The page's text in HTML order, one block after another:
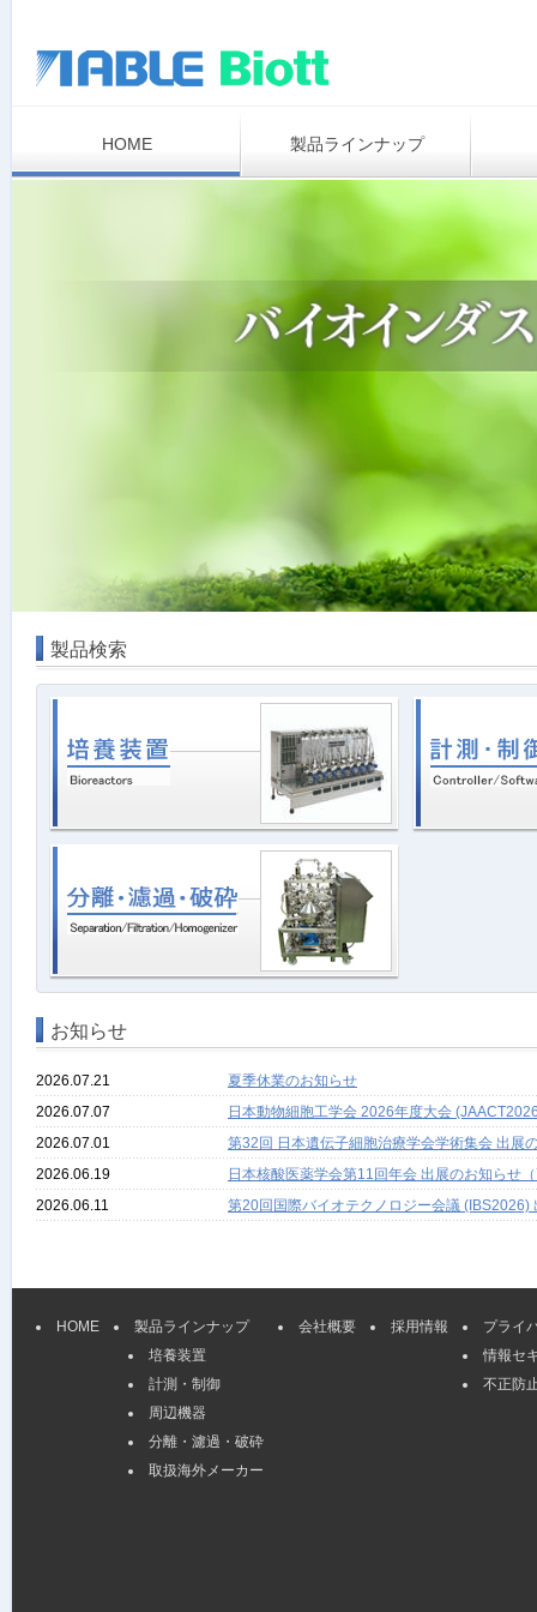
HOME 製品ラインナップ
製品検索
お知らせ
2026.07.21
夏季休業のお知らせ
2026.07.07
日本動物細胞工学会 2026年度大会
2026.07.01
第32回 日本遺伝子細胞治療学会学術集会 出展
2026.06.19
日本核酸医薬学会第11回年会 出展のお知らせ
2026.06.11
第20回国際バイオテクノロジー会議
HOME
製品ラインナップ
培養装置
計測・制御
周辺機器
分離・濾過・破砕
取扱海外メーカー
会社概要 採用情報
プライ
情報セ
不正防